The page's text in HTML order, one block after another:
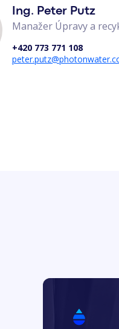
Ing. Peter Putz
Manažer Úpravy a
+420 773 771 108